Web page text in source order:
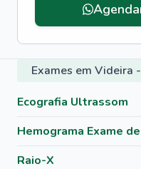
Exames em Videira
Ecografia Ultrassom
Hemograma Exame
Raio-X